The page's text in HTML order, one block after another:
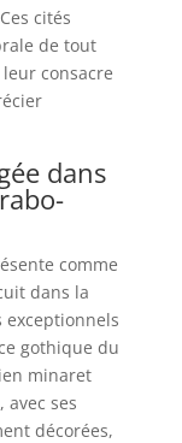
cités
de tout
consacre
dans
comme
dans la
exceptionnels
gothique du
minaret
avec ses
décorées,